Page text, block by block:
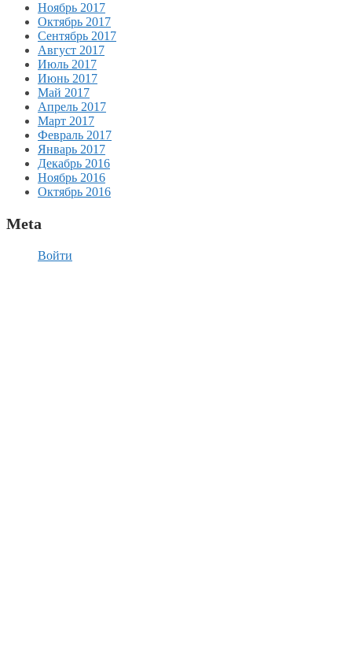
Ноябрь 2017
Октябрь 2017
Сентябрь 2017
Август 2017
Июль 2017
Июнь 2017
Май 2017
Апрель 2017
Март 2017
Февраль 2017
Январь 2017
Декабрь 2016
Ноябрь 2016
Октябрь 2016
Meta
Войти